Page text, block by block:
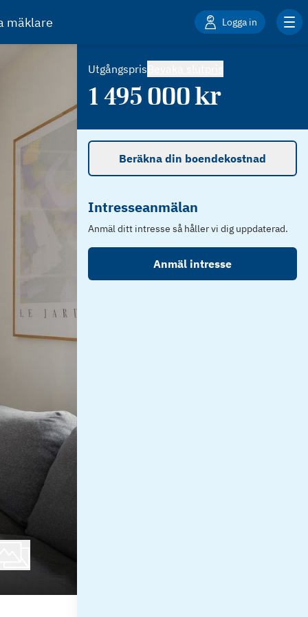
mäklare Logga in
Utgångspris
1 495 000kr
Beräkna din boendekostnad
Intresseanmälan
Anmäl ditt intresse så håller vi dig uppdaterad.
Anmäl intresse